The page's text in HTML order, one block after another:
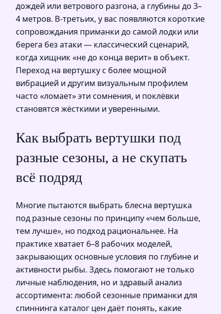
дождей или ветрового разгона, а глубины до 3–
4 метров. В‑третьих, у вас появляются короткие
сопровождания приманки до самой лодки или
берега без атаки — классический сценарий,
когда хищник «не до конца верит» в объект.
Переход на вертушку с более мощной
вибрацией и другим визуальным профилем
часто «ломает» эти сомнения, и поклёвки
становятся жёсткими и уверенными.
Как выбрать вертушки под
разные сезоны, а не скупать
всё подряд
Многие пытаются выбрать блесна вертушка
под разные сезоны по принципу «чем больше,
тем лучше», но подход рациональнее. На
практике хватает 6–8 рабочих моделей,
закрывающих основные условия по глубине и
активности рыбы. Здесь помогают не только
личные наблюдения, но и здравый анализ
ассортимента: любой сезонные приманки для
спиннинга каталог цен даёт понять, какие